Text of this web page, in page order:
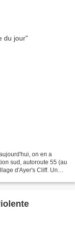
on en a
sud, autoroute 55 (au
d'Ayer's Cliff. Un